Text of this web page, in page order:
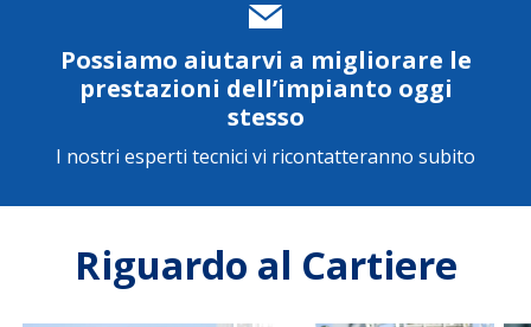
Possiamo aiutarvi a migliorare le
prestazioni dell’impianto oggi
stesso
I nostri esperti tecnici vi ricontatteranno subito
Riguardo al Cartiere